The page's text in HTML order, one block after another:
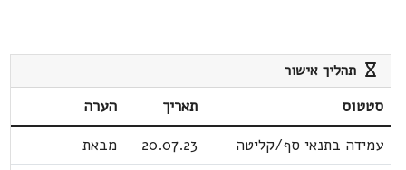
תהליך אישור
סטטוס תאריך
הערה
עמידה בתנאי סף/קליטה
20.07.23
מבאת